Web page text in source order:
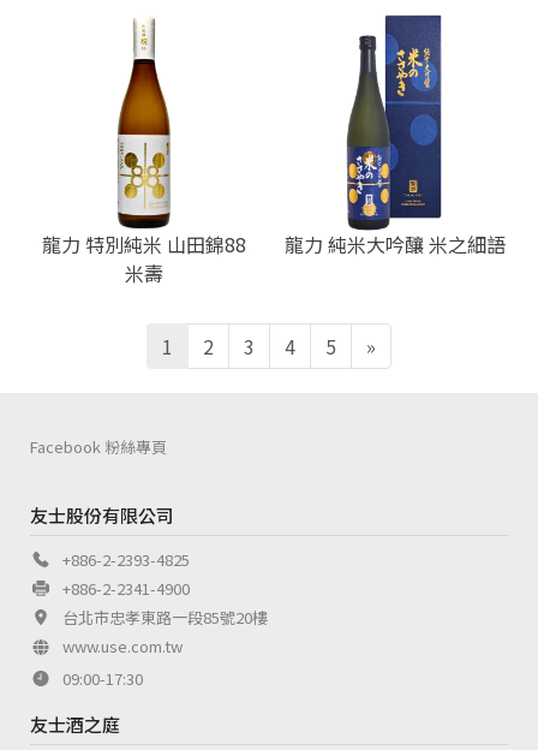
龍力 特別純米 山田錦88
米壽
龍力 純米大吟釀 米之細語
1 2 3 4 5 »
友士股份有限公司
+886-2-2393-4825
+886-2-2341-4900
台北市忠孝東路一段85號20樓
www.use.com.tw
09:00-17:30
友士酒之庭
Facebook 粉絲專頁